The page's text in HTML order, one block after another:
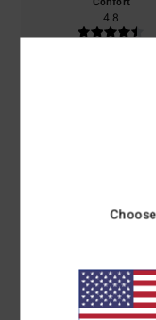
4.8